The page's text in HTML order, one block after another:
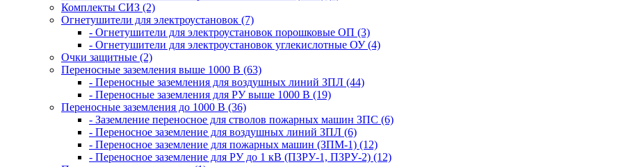
Комплекты СИЗ (2)
Огнетушители для электроустановок (7)
- Огнетушители для электроустановок порошковые ОП (3)
- Огнетушители для электроустановок углекислотные ОУ (4)
Очки защитные (2)
Переносные заземления выше 1000 В (63)
- Переносные заземления для воздушных линий ЗПЛ (44)
- Переносные заземления для РУ выше 1000 В (19)
Переносные заземления до 1000 В (36)
- Заземление переносное для стволов пожарных машин ЗПС (6)
- Переносное заземление для воздушных линий ЗПЛ (6)
- Переносное заземление для пожарных машин (ЗПМ-1) (12)
- Переносное заземление для РУ до 1 кВ (ПЗРУ-1, ПЗРУ-2) (12)